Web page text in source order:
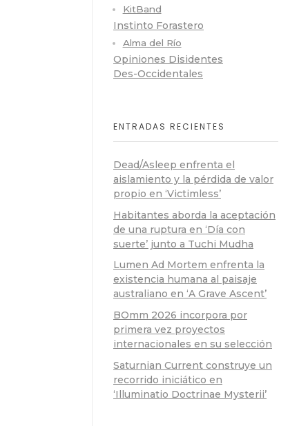
KitBand
Instinto Forastero
Alma del Río
Opiniones Disidentes
Des-Occidentales
ENTRADAS RECIENTES
Dead/Asleep enfrenta el
aislamiento y la pérdida de valor
propio en ‘Victimless’
Habitantes aborda la aceptación
de una ruptura en ‘Día con
suerte’ junto a Tuchi Mudha
Lumen Ad Mortem enfrenta la
existencia humana al paisaje
australiano en ‘A Grave Ascent’
BOmm 2026 incorpora por
primera vez proyectos
internacionales en su selección
Saturnian Current construye un
recorrido iniciático en
‘Illuminatio Doctrinae Mysterii’